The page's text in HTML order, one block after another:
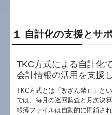
１ 自計化の支援とサ
TKC方式による自計化
会計情報の活用を支援し
TKC方式とは「改ざん禁止」と
では、毎月の巡回監査と月次決
帳簿ファイルは自動的に閉鎖さ